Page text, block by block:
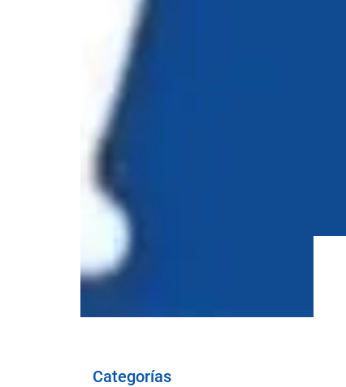
Categorías